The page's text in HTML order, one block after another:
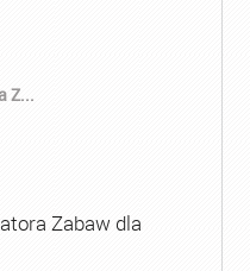
Z...
Zabaw dla